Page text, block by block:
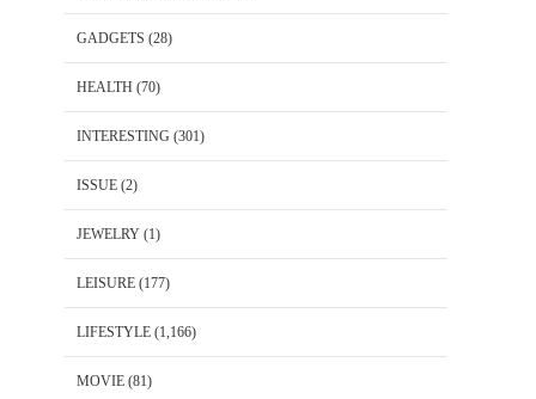
GADGETS (28)
HEALTH (70)
INTERESTING (301)
ISSUE (2)
JEWELRY (1)
LEISURE (177)
LIFESTYLE (1,166)
MOVIE (81)